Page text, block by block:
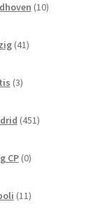
10izdelkov
41izdelkov
3izdelki
451izdelkov
CP 0izdelkov
11izdelkov